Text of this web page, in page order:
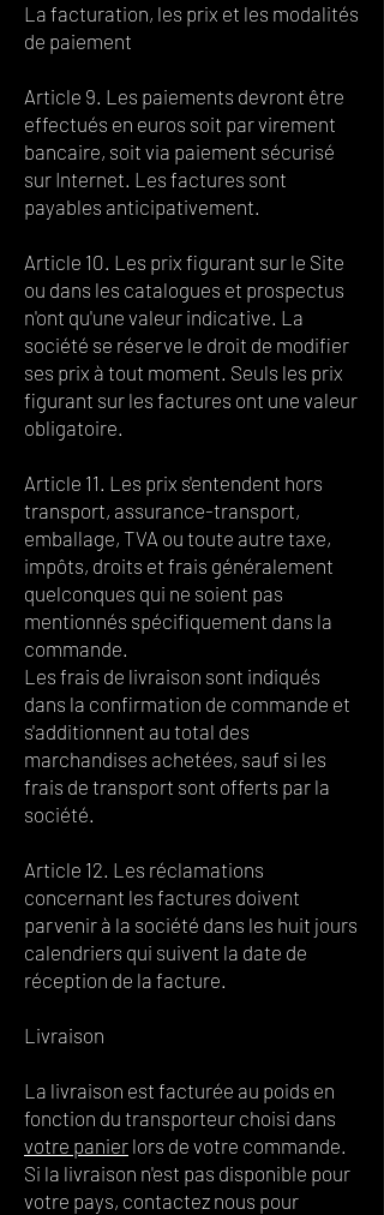
La facturation, les prix et les modalités
de paiement
Article 9. Les paiements devront être
effectués en euros soit par virement
bancaire, soit via paiement sécurisé
sur Internet. Les factures sont
payables anticipativement.
Article 10. Les prix figurant sur le Site
ou dans les catalogues et prospectus
n'ont qu'une valeur indicative. La
société se réserve le droit de modifier
ses prix à tout moment. Seuls les prix
figurant sur les factures ont une valeur
obligatoire.
Article 11. Les prix s'entendent hors
transport, assurance-transport,
emballage, TVA ou toute autre taxe,
impôts, droits et frais généralement
quelconques qui ne soient pas
mentionnés spécifiquement dans la
commande.
Les frais de livraison sont indiqués
dans la confirmation de commande et
s'additionnent au total des
marchandises achetées, sauf si les
frais de transport sont offerts par la
société.
Article 12. Les réclamations
concernant les factures doivent
parvenir à la société dans les huit jours
calendriers qui suivent la date de
réception de la facture.
Livraison
La livraison est facturée au poids en
fonction du transporteur choisi dans
votre panier lors de votre commande.
Si la livraison n'est pas disponible pour
votre pays, contactez nous pour